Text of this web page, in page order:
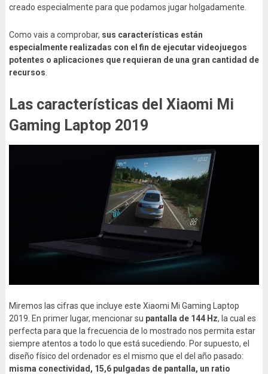
creado especialmente para que podamos jugar holgadamente.
Como vais a comprobar, sus características están
especialmente realizadas con el fin de ejecutar videojuegos
potentes o aplicaciones que requieran de una gran cantidad de
recursos
Las características del Xiaomi Mi
Gaming Laptop 2019
Miremos las cifras que incluye este Xiaomi Mi Gaming Laptop
2019. En primer lugar, mencionar su pantalla de 144 Hz, la cual es
perfecta para que la frecuencia de lo mostrado nos permita estar
siempre atentos a todo lo que está sucediendo. Por supuesto, el
diseño físico del ordenador es el mismo que el del año pasado:
misma conectividad, 15,6 pulgadas de pantalla, un ratio